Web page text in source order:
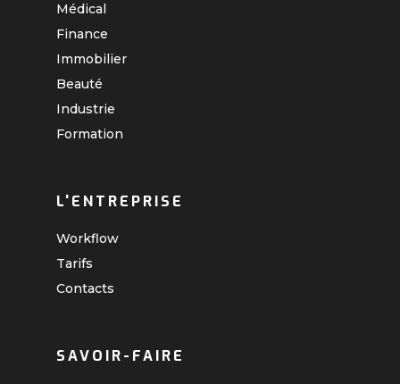
Médical
Finance
Immobilier
Beauté
Industrie
Formation
L'ENTREPRISE
Workflow
Tarifs
Contacts
SAVOIR-FAIRE